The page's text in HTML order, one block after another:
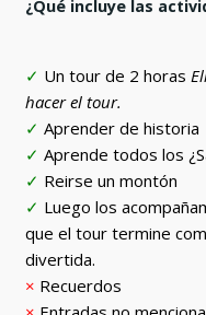
¿Qué incluye las
✓ Un tour de 2 horas
hacer el tour.
✓Aprender de historia
✓Aprende todos los
✓ Reirse un montón
✓ Luego los
que el tour termine
divertida.
× Recuerdos